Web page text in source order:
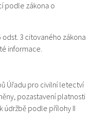
podle zákona o
odst. 3 citovaného zákona
informace.
Úřadu pro civilní letectví
pozastavení platnosti
údržbě podle přílohy II